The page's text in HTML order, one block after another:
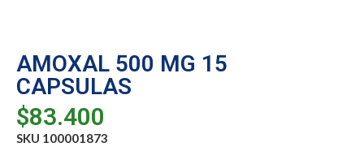
AMOXAL 500 MG 15
CAPSULAS
$83.400
SKU 100001873